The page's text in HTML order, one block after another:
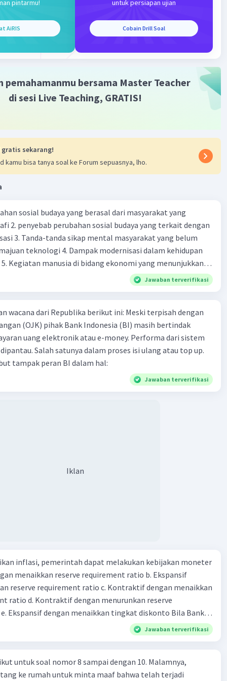
BI-RTGS adalah sistem pembayaran yang digunakan
transaksi bernilai besar dan bersifat mendesak
·0.0(0) Balas
Iklan
pintarmu!
AiRIS
untuk persiapan ujian
Cobain Drill Soal
pemahamanmu bersama Master Teacher
di sesi Live Teaching, GRATIS!
gratis sekarang!
kamu bisa tanya soal ke Forum sepuasnya, lho.
sosial budaya yang berasal dari masyarakat yang
2. penyebab perubahan sosial budaya yang terkait dengan
3. Tanda-tanda sikap mental masyarakat yang belum
teknologi 4. Dampak modernisasi dalam kehidupan
Kegiatan manusia di bidang ekonomi yang menunjukkan
modernisasi 6. Contoh pengaruh modernisasi di bidang ilmu
pendidikan terhadap pola pikir masyarakat 7. Konsep
kesalahan tersebut menganggap jika menjadi modern
8. arti dari globalisasi 9. Bentuk kearifan lokal di wilayah
dalam pengelolaan SDA dan dukungan dalam bentuk
menjaga tradisi kearifan lokal di Nusantara 11. Ciri uang
melakukan kegiatan barter 13. Arti dari durability yang
benda bisa dikatakan sebagai uang 14. maksud token
Jawaban terverifikasi
wacana dari Republika berikut ini: Meski terpisah dengan
(OJK) pihak Bank Indonesia (BI) masih bertindak
uang elektronik atau e-money. Performa dari sistem
Salah satunya dalam proses isi ulang atau top up.
tampak peran BI dalam hal:
Jawaban terverifikasi
Iklan
inflasi, pemerintah dapat melakukan kebijakan moneter
menaikkan reserve requirement ratio b. Ekspansif
reserve requirement ratio c. Kontraktif dengan menaikkan
ratio d. Kontraktif dengan menurunkan reserve
dengan menaikkan tingkat diskonto Bila Bank
kebijakan moneter ekspansif, ceteris paribus maka .... a.
di mana bentuk kurva jumlah uang beredar (penawaran
(penawaran uang) naik dari kiri bawah ke kanan atas
di mana bentuk kurva jumlah uang beredar
Jawaban terverifikasi
untuk soal nomor 8 sampai dengan 10. Malamnya,
ke rumah untuk minta maaf bahwa telah terjadi